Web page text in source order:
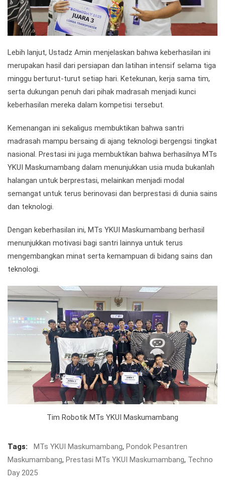
Lebih lanjut, Ustadz Amin menjelaskan bahwa keberhasilan ini
merupakan hasil dari persiapan dan latihan intensif selama tiga
minggu berturut-turut setiap hari. Ketekunan, kerja sama tim,
serta dukungan penuh dari pihak madrasah menjadi kunci
keberhasilan mereka dalam kompetisi tersebut.
Kemenangan ini sekaligus membuktikan bahwa santri
madrasah mampu bersaing di ajang teknologi bergengsi tingkat
nasional. Prestasi ini juga membuktikan bahwa berhasilnya MTs
YKUI Maskumambang dalam menunjukkan usia muda bukanlah
halangan untuk berprestasi, melainkan menjadi modal
semangat untuk terus berinovasi dan berprestasi di dunia sains
dan teknologi.
Dengan keberhasilan ini, MTs YKUI Maskumambang berhasil
menunjukkan motivasi bagi santri lainnya untuk terus
mengembangkan minat serta kemampuan di bidang sains dan
teknologi.
Tim Robotik MTs YKUI Maskumambang
Tags: MTs YKUI Maskumambang, Pondok Pesantren
Maskumambang, Prestasi MTs YKUI Maskumambang, Techno
Day 2025